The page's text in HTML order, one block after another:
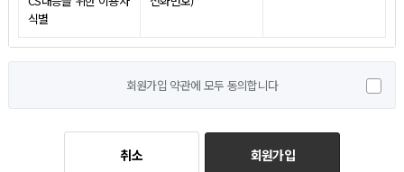
식별
회원가입 약관에 모두 동의합니다
취소 회원가입